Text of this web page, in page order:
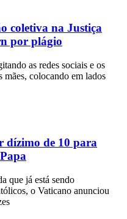
coletiva na Justiça
por plágio
as redes sociais e os
mães, colocando em lados
dízimo de 10 para
que já está sendo
o Vaticano anunciou